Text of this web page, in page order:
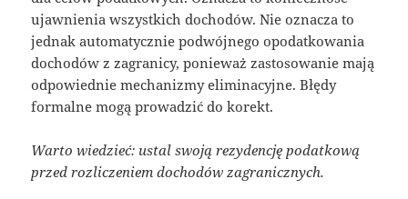
ujawnienia wszystkich dochodów. Nie oznacza to
jednak automatycznie podwójnego opodatkowania
dochodów z zagranicy, ponieważ zastosowanie mają
odpowiednie mechanizmy eliminacyjne. Błędy
formalne mogą prowadzić do korekt.
Warto wiedzieć: ustal swoją rezydencję podatkową
przed rozliczeniem dochodów zagranicznych.